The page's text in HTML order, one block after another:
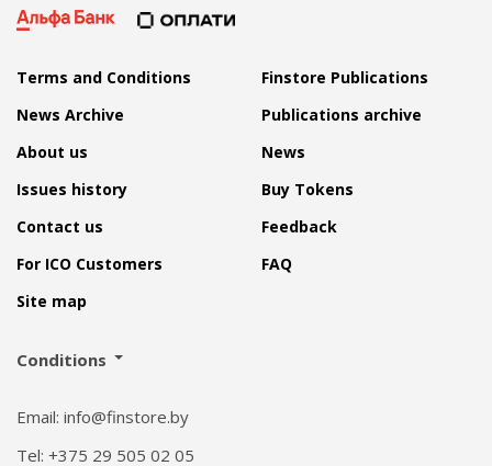
Terms and Conditions
Finstore Publications
News Archive
Publications archive
About us
News
Issues history
Buy Tokens
Contact us
Feedback
For ICO Customers
FAQ
Site map
Conditions
Email: info@finstore.by
Tel: +375 29 505 02 05